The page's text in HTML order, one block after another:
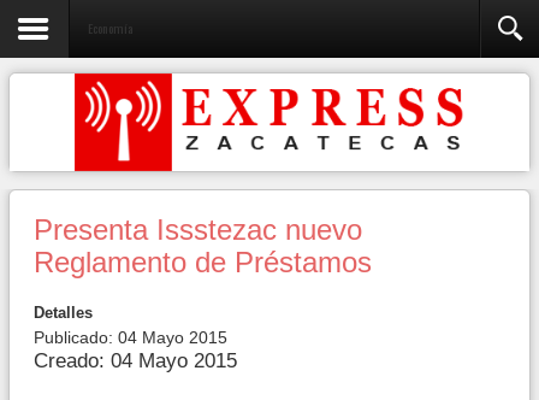
Economía
Presenta Issstezac nuevo
Reglamento de Préstamos
Detalles
Publicado: 04 Mayo 2015
Creado: 04 Mayo 2015